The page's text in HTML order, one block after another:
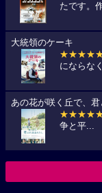
たです。
大統領のケーキ
にならな
あの花が咲く丘で、君
争と平...